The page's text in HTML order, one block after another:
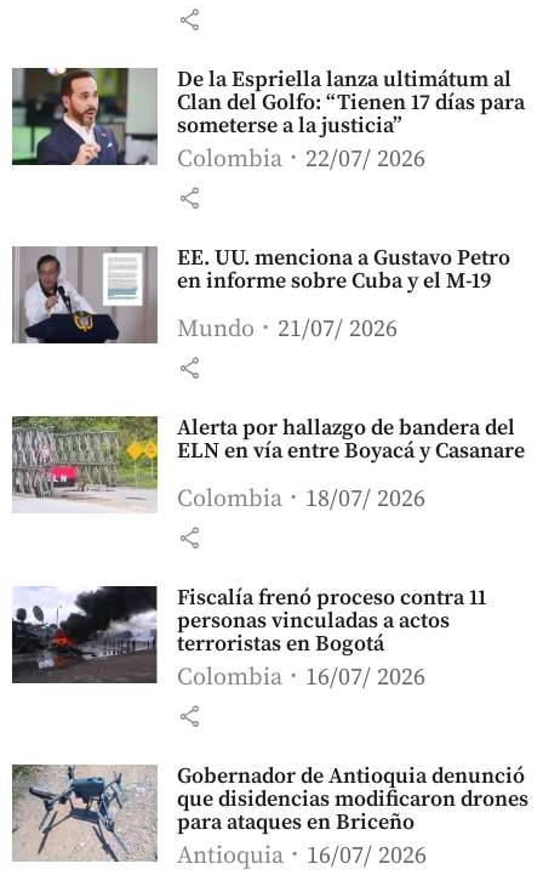
share
De la Espriella lanza ultimátum al
Clan del Golfo: “Tienen 17 días para
someterse a la justicia”
Colombia 22/07/ 2026
share
EE. UU. menciona a Gustavo Petro
en informe sobre Cuba y el M-19
Mundo 21/07/ 2026
share
Alerta por hallazgo de bandera del
ELN en vía entre Boyacá y Casanare
Colombia 18/07/ 2026
share
Fiscalía frenó proceso contra 11
personas vinculadas a actos
terroristas en Bogotá
Colombia 16/07/ 2026
share
Gobernador de Antioquia denunció
que disidencias modificaron drones
para ataques en Briceño
Antioquia 16/07/ 2026